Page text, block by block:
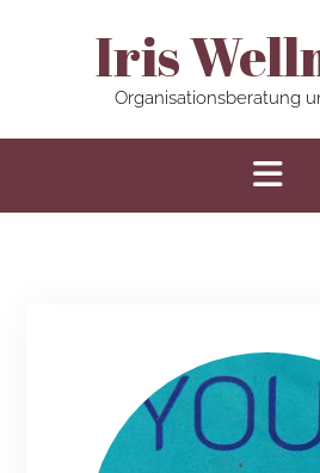
Iris
Organisationsberatung